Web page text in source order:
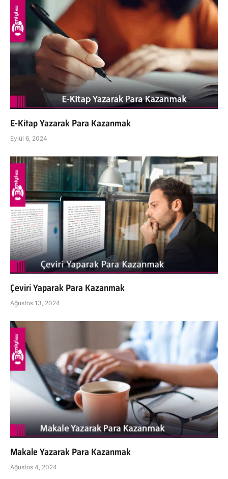
E-Kitap Yazarak Para Kazanmak
Eylül 6, 2024
Çeviri Yaparak Para Kazanmak
Ağustos 13, 2024
Makale Yazarak Para Kazanmak
Ağustos 4, 2024